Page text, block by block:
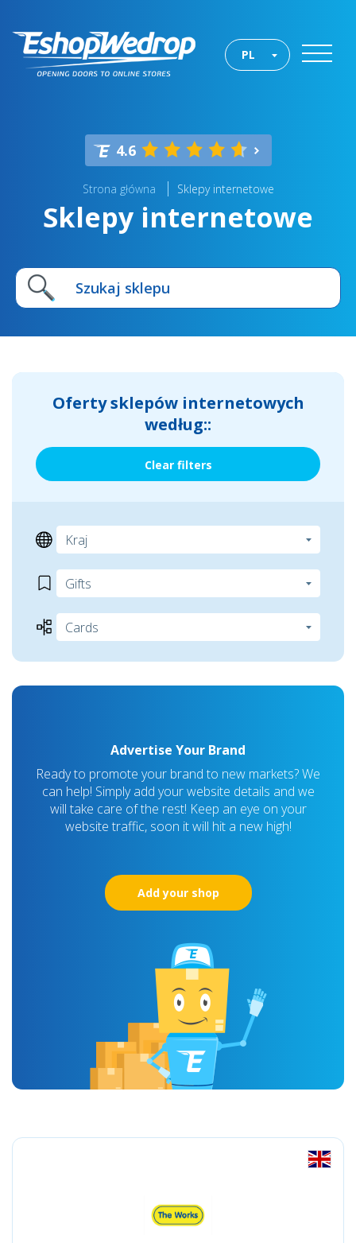
PL
4.6
Strona główna Sklepy internetowe
Sklepy internetowe
Oferty sklepów internetowych
według::
Clear filters
Advertise Your Brand
Ready to promote your brand to new markets? We
can help! Simply add your website details and we
will take care of the rest! Keep an eye on your
website traffic, soon it will hit a new high!
Add your shop